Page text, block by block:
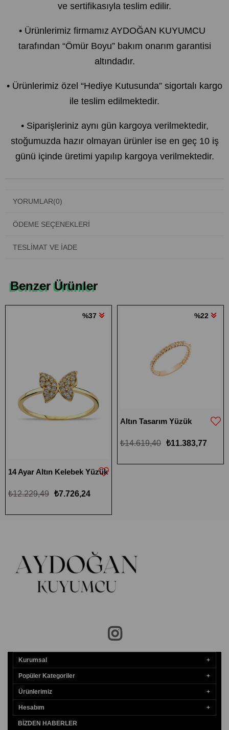
ve sertifikasıyla teslim edilir.
• Ürünlerimiz firmamız AYDOĞAN KUYUMCU
tarafından “Ömür Boyu” bakım onarım garantisi
altındadır.
• Ürünlerimiz özel “Hediye Kutusunda” sigortalı kargo
ile teslim edilmektedir.
• Siparişleriniz aynı gün kargoya verilmektedir,
stoğumuzda hazır olmayan ürünler ise en geç 10 iş
günü içinde üretimi yapılıp kargoya verilmektedir.
YORUMLAR(0)
ÖDEME SEÇENEKLERI
TESLIMAT VE İADE
Benzer Ürünler
14 Ayar Altın Kelebek Yüzük
₺7.726,24
₺12.229,49
%37
Altın Tasarım Yüzük
₺11.383,77
₺14.619,40
%22
Kurumsal
Popüler Kategoriler
Ürünlerimiz
Hesabım
BIZDEN HABERLER